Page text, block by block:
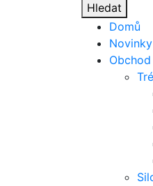
Hledat
Domů
Novinky
Obchod